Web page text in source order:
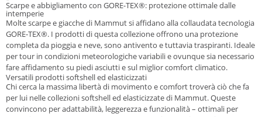
Scarpe e abbigliamento con GORE-TEX®: protezione ottimale dalle
intemperie
Molte scarpe e giacche di Mammut si affidano alla collaudata tecnologia
GORE-TEX®. I prodotti di questa collezione offrono una protezione
completa da pioggia e neve, sono antivento e tuttavia traspiranti. Ideale
per tour in condizioni meteorologiche variabili e ovunque sia necessario
fare affidamento su piedi asciutti e sul miglior comfort climatico.
Versatili prodotti softshell ed elasticizzati
Chi cerca la massima libertà di movimento e comfort troverà ciò che fa
per lui nelle collezioni softshell ed elasticizzate di Mammut. Queste
convincono per adattabilità, leggerezza e funzionalità – ottimali per